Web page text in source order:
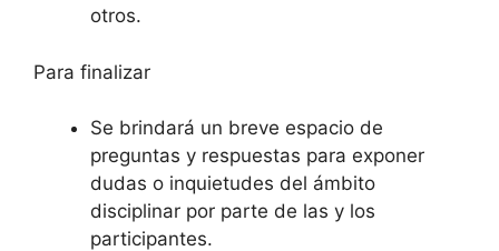
otros.
Para finalizar
Se brindará un breve espacio de
preguntas y respuestas para exponer
dudas o inquietudes del ámbito
disciplinar por parte de las y los
participantes.